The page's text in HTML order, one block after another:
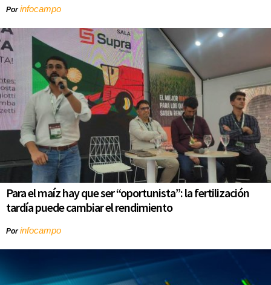
Porinfocampo
Para el maíz hay que ser “oportunista”: la fertilización
tardía puede cambiar el rendimiento
Porinfocampo